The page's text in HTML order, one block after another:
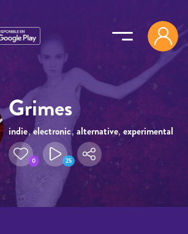
Grimes
indie,electronic,alternative, experimental
,dream pop
0 25